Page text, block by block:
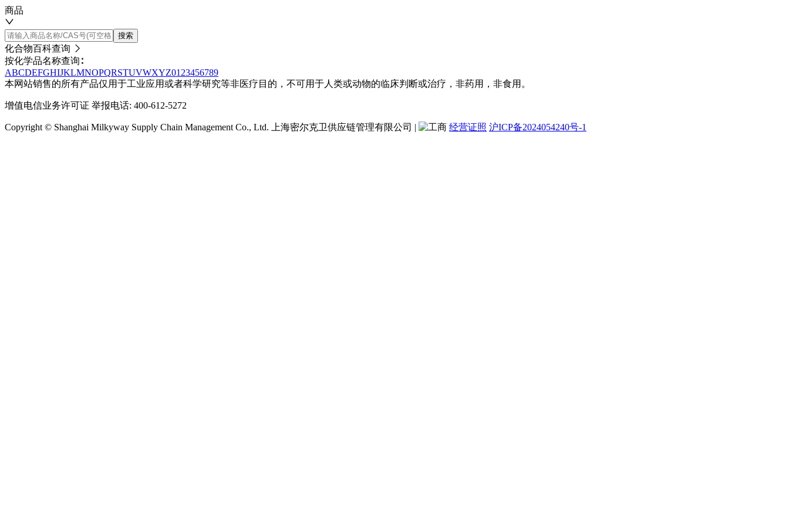
商品
搜索
化合物百科查询
按化学品名称查询∶
ABCDEFGHIJKLMNOPQRSTUVWXYZ01 23456789
本网站销售的所有产品仅用于工业应用或者科学研究等非医疗目的，不可用于人类或动物的临床判断或治疗，非药用，非食用。
增值电信业务许可证 举报电话: 400-612-5272
Copyright © Shanghai Milkyway Supply Chain Management Co., Ltd. 上海密尔克卫供应链管理有限公司 | 经营证照 沪ICP备2024054240号-1